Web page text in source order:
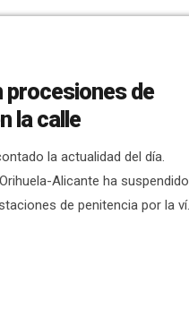
procesiones de
la calle
la actualidad del día.
Alicante ha suspendido
de penitencia por la vía
se han confirmado dos